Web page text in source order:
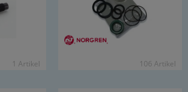
1 Ar­ti­kel 106 Ar­ti­kel